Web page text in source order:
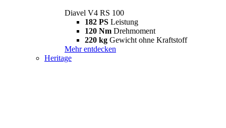
Diavel V4 RS 100
182 PS Leistung
120 Nm Drehmoment
220 kg Gewicht ohne Kraftstoff
Mehr entdecken
Heritage